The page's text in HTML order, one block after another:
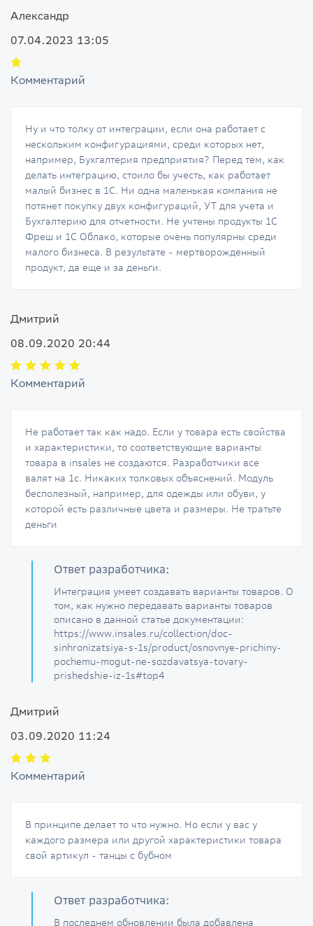
Александр
07.04.2023 13:05
Комментарий
Ну и что толку от интеграции, если она работает с
нескольким конфигурациями, среди которых нет,
например, Бухгалтерия предприятия? Перед тем, как
делать интеграцию, стоило бы учесть, как работает
малый бизнес в 1С. Ни одна маленькая компания не
потянет покупку двух конфигураций, УТ для учета и
Бухгалтерию для отчетности. Не учтены продукты 1С
Фреш и 1С Облако, которые очень популярны среди
малого бизнеса. В результате - мертворожденный
продукт, да еще и за деньги.
Дмитрий
08.09.2020 20:44
Комментарий
Не работает так как надо. Если у товара есть свойства
и характеристики, то соответствующие варианты
товара в insales не создаются. Разработчики все
валят на 1с. Никаких толковых объяснений. Модуль
бесполезный, например, для одежды или обуви, у
которой есть различные цвета и размеры. Не тратьте
деньги
Ответ разработчика:
Интеграция умеет создавать варианты товаров. О
том, как нужно передавать варианты товаров
описано в данной статье документации:
https://www.insales.ru/collection/doc-
sinhronizatsiya-s-1s/product/osnovnye-prichiny-
pochemu-mogut-ne-sozdavatsya-tovary-
prishedshie-iz-1s#top4
Дмитрий
03.09.2020 11:24
Комментарий
В принципе делает то что нужно. Но если у вас у
каждого размера или другой характеристики товара
свой артикул - танцы с бубном
Ответ разработчика:
В последнем обновлении была добавлена